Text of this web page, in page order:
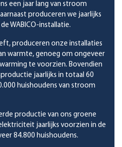
een jaar lang van stroom
produceren we jaarlijks
WABICO-installatie.
produceren onze installaties
warmte, genoeg om ongeveer
te voorzien. Bovendien
jaarlijks in totaal 60
huishoudens van stroom
productie van ons groene
jaarlijks voorzien in de
84.800 huishoudens.